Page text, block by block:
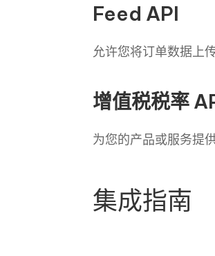
Feed API
允许您将订单数据上
增值税税率
为您的产品或服务提
集成指南